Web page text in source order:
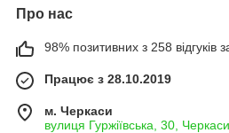
Про нас
98% позитивних з 258 відгуків
Працює з 28.10.2019
м. Черкаси
вулиця Гуржіївська, 30,